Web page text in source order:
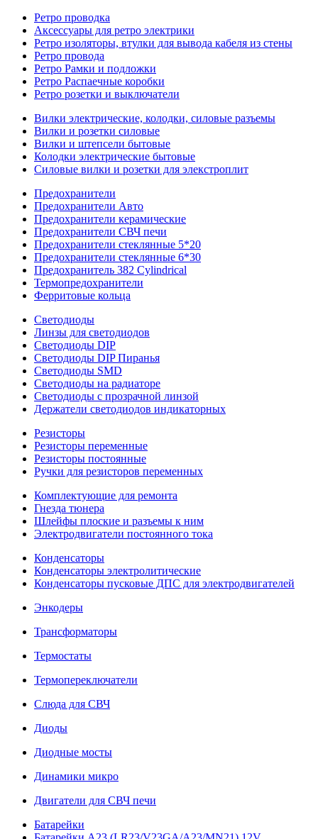
Ретро проводка
Аксессуары для ретро электрики
Ретро изоляторы, втулки для вывода кабеля из стены
Ретро провода
Ретро Рамки и подложки
Ретро Распаечные коробки
Ретро розетки и выключатели
Вилки электрические, колодки, силовые разъемы
Вилки и розетки силовые
Вилки и штепсели бытовые
Колодки электрические бытовые
Силовые вилки и розетки для элекстроплит
Предохранители
Предохранители Авто
Предохранители керамические
Предохранители СВЧ печи
Предохранители стеклянные 5*20
Предохранители стеклянные 6*30
Предохранитель 382 Cylindrical
Термопредохранители
Ферритовые кольца
Светодиоды
Линзы для светодиодов
Светодиоды DIP
Светодиоды DIP Пиранья
Светодиоды SMD
Светодиоды на радиаторе
Светодиоды с прозрачной линзой
Держатели светодиодов индикаторных
Резисторы
Резисторы переменные
Резисторы постоянные
Ручки для резисторов переменных
Комплектующие для ремонта
Гнезда тюнера
Шлейфы плоские и разъемы к ним
Электродвигатели постоянного тока
Конденсаторы
Конденсаторы электролитические
Конденсаторы пусковые ДПС для электродвигателей
Энкодеры
Трансформаторы
Термостаты
Термопереключатели
Слюда для СВЧ
Диоды
Диодные мосты
Динамики микро
Двигатели для СВЧ печи
Батарейки